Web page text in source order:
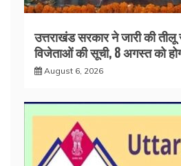
उत्तराखंड सरकार ने जारी की तीलू
विजेताओं की सूची, 8 अगस्त को
August 6, 2026